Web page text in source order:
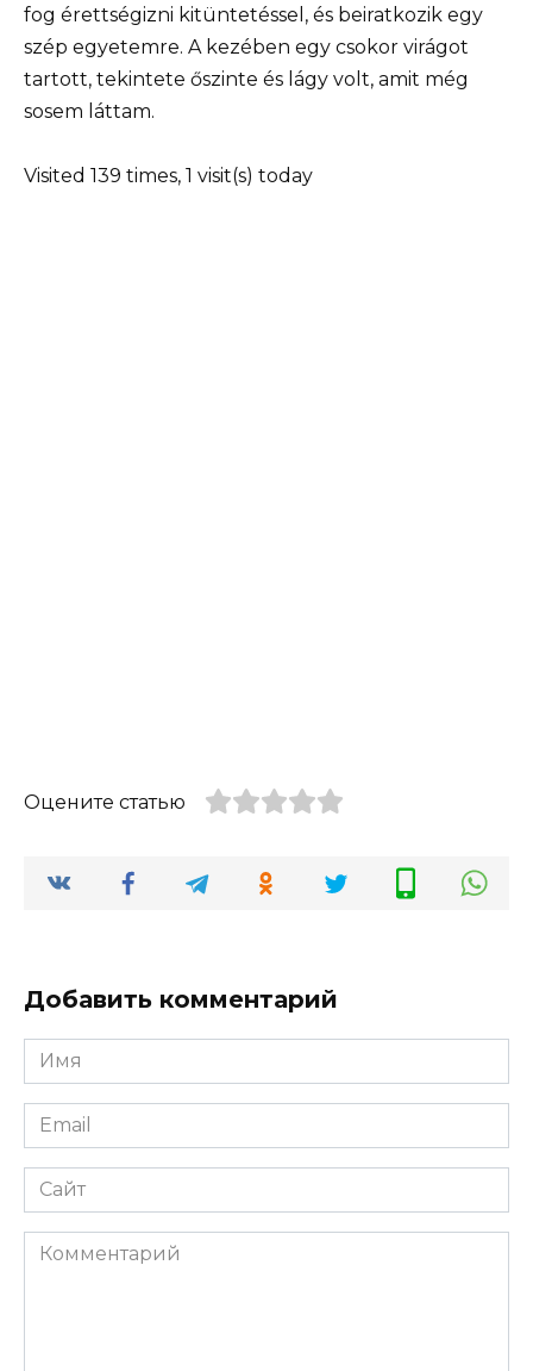
fog érettségizni kitüntetéssel, és beiratkozik egy
szép egyetemre. A kezében egy csokor virágot
tartott, tekintete őszinte és lágy volt, amit még
sosem láttam.
Visited 139 times, 1 visit(s) today
Оцените статью
Добавить комментарий
Имя
*
Email
*
Сайт
Комментарий